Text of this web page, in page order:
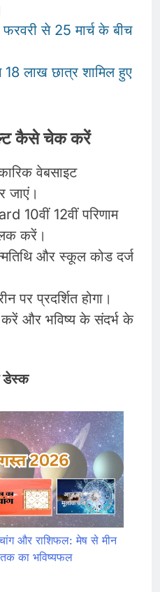
फरवरी से 25 मार्च के बीच
18 लाख छात्र शामिल हुए
कैसे चेक करें
वेबसाइट
जाएं।
10वीं 12वीं परिणाम
करें।
और स्कूल कोड दर्ज
पर प्रदर्शित होगा।
करें और भविष्य के संदर्भ के
डेस्क
और राशिफल: मेष से मीन
का भविष्यफल